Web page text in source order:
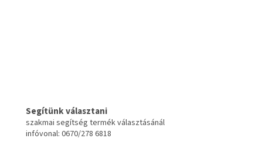
Segítünk választani
szakmai segítség termék választásánál
infóvonal: 0670/278 6818